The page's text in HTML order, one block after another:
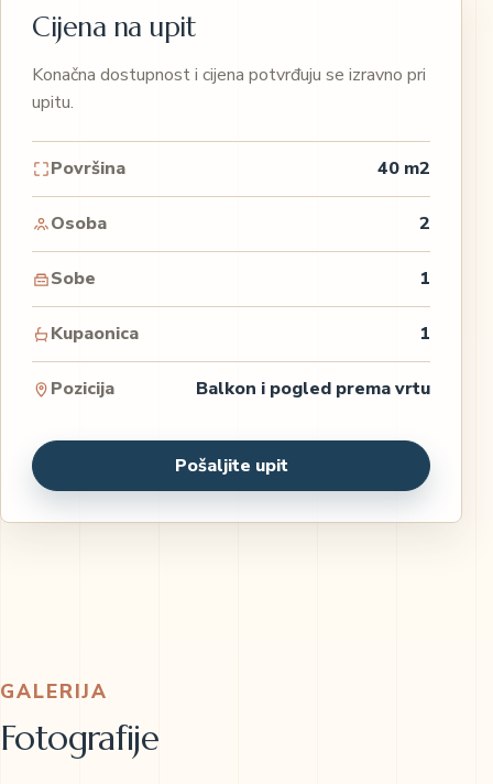
Cijena na upit
Konačna dostupnost i cijena potvrđuju se izravno pri
upitu.
Površina 40 m2
Osoba 2
Sobe 1
Kupaonica 1
Pozicija Balkon i pogled prema vrtu
Pošaljite upit
GALERIJA
Fotografije